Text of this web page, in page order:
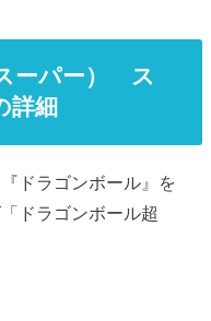
ーパー） ス
詳細
ドラゴンボール』を
ドラゴンボール超